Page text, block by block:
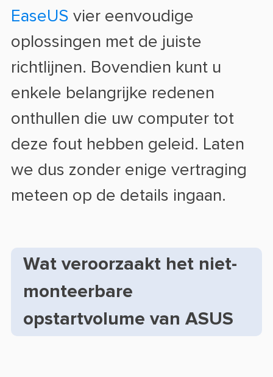
EaseUS vier eenvoudige
oplossingen met de juiste
richtlijnen. Bovendien kunt u
enkele belangrijke redenen
onthullen die uw computer tot
deze fout hebben geleid. Laten
we dus zonder enige vertraging
meteen op de details ingaan.
Wat veroorzaakt het niet-
monteerbare
opstartvolume van ASUS